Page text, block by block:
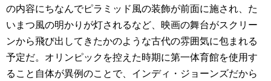
の内容にちなんでピラミッド風の装飾が前面に施され、た
いまつ風の明かりが灯されるなど、映画の舞台がスクリー
ンから飛び出してきたかのような古代の雰囲気に包まれる
予定だ。オリンピックを控えた時期に第一体育館を使用す
ること自体が異例のことで、インディ・ジョーンズだから